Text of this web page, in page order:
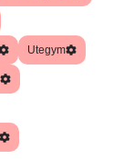
Utegym